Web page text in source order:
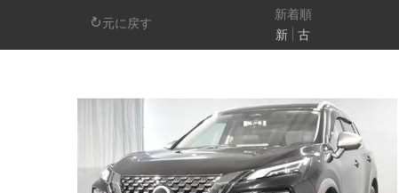
パーキングアシスト
車線逸脱警報
人気の装備
LEDヘッドライト
アイドリングストップ
元に戻す
新着順
新
古